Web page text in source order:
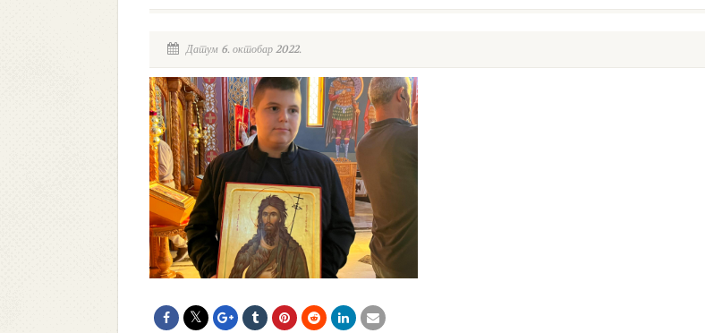
Датум 6. октобар 2022.